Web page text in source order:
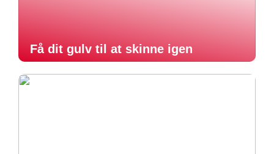
Få dit gulv til at skinne igen